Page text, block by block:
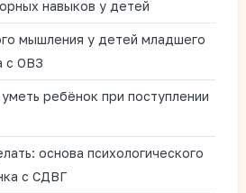
навыков у детей
мышления у детей младшего
с ОВЗ
ребёнок при поступлении
основа психологического
с СДВГ